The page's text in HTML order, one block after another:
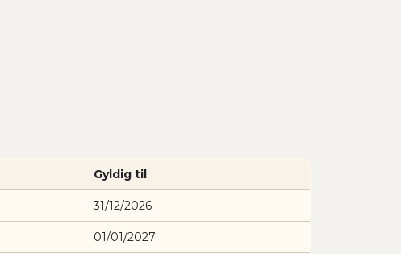
Gyldig til
31/12/2026
01/01/2027